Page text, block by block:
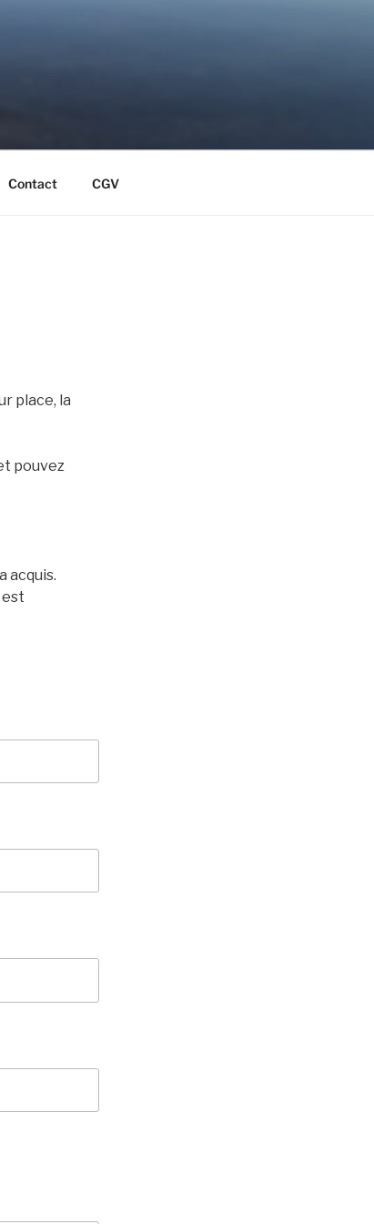
Contact CGV
place, la
pouvez
acquis.